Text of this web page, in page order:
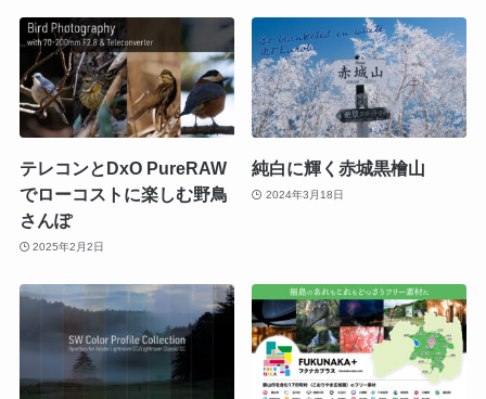
テレコンとDxO PureRAW
でローコストに楽しむ野鳥
さんぽ
2025年2月2日
純白に輝く赤城黒檜山
2024年3月18日